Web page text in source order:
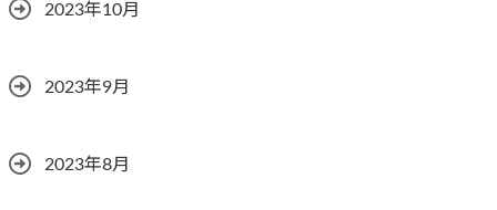
2023年10月
2023年9月
2023年8月